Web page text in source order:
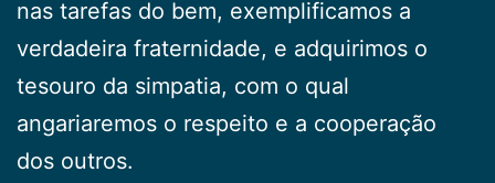
nas tarefas do bem, exemplificamos a
verdadeira fraternidade, e adquirimos o
tesouro da simpatia, com o qual
angariaremos o respeito e a cooperação
dos outros.